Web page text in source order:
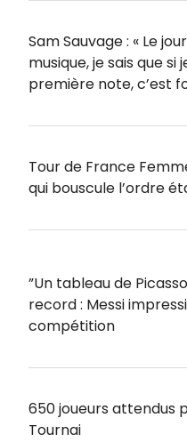
Sam Sauvage : « Le
musique, je sais que
première note, c’est
Tour de France
qui bouscule l’ordre
”Un tableau de
record : Messi
compétition
650 joueurs attendus
Tournai